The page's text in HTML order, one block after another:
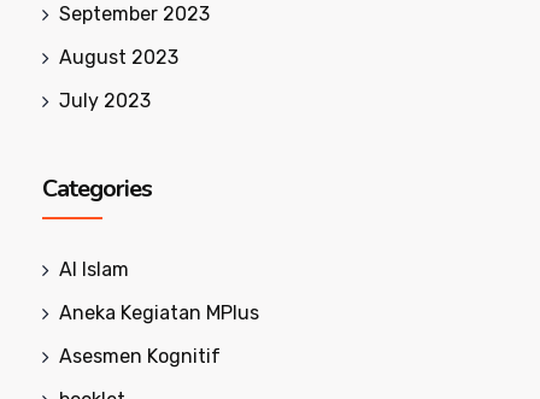
September 2023
August 2023
July 2023
Categories
Al Islam
Aneka Kegiatan MPlus
Asesmen Kognitif